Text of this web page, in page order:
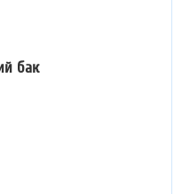
бак